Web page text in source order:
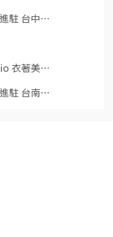
駐 台中⋯
衣著美⋯
駐 台南⋯